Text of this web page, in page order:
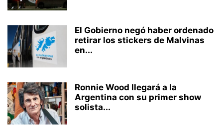
El Gobierno negó haber ordenado
retirar los stickers de Malvinas
en...
Ronnie Wood llegará a la
Argentina con su primer show
solista...